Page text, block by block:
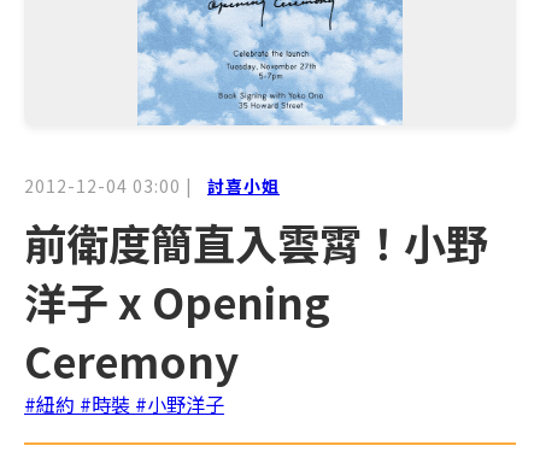
2012-12-04 03:00 | 討喜小姐
前衛度簡直入雲霄！小野
洋子 x Opening
Ceremony
#紐約 #時裝 #小野洋子